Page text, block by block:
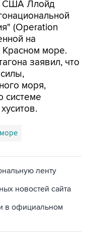
(Operation
на
море.
заявил, что
моря,
новостей сайта
в официальном